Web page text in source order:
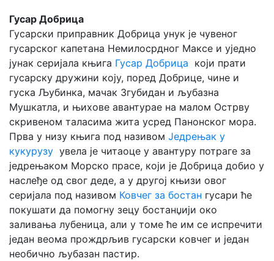
Гусар Добрица
Гусарски приправник Добрица унук је чувеног
гусарског капетана Немилосрдног Максе и уједно
јунак серијала књига Гусар Добрица који прати
гусарску дружини коју, поред Добрице, чине и
гуска Љубинка, мачак Згубидан и љубазна
Мушкатла, и њихове авантурае на малом Острву
скривеном таласима жита усред Панонског мора.
Прва у низу књига под називом Једрењак у
кукурузу увела је читаоце у авантуру потраге за
једрењаком Морско прасе, који је Добрица добио у
наслеђе од свог деде, а у другој књизи овог
серијала под називом Ковчег за бостан гусари ће
покушати да помогну зецу бостанџији око
заливања лубеница, али у томе ће им се испречити
један веома прождрљив гусарски ковчег и један
необично љубазан пастир.